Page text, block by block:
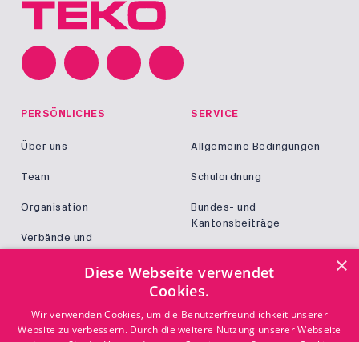
PERSÖNLICHES
Über uns
Team
Organisation
Verbände und
SERVICE
Allgemeine Bedingungen
Schulordnung
Bundes- und
Kantonsbeiträge
KONTAKT
×
Diese Webseite verwendet
Cookies.
Wir verwenden Cookies, um die Benutzerfreundlichkeit unserer
Website zu verbessern. Durch die weitere Nutzung unserer Webseite